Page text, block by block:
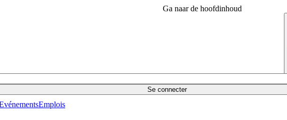
Ga naar de hoofdinhoud
Se connecter
Emplois